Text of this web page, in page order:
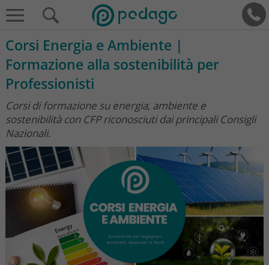
Corsi Energia e Ambiente |
Formazione alla sostenibilità per
Professionisti
Corsi di formazione su energia, ambiente e
sostenibilità con CFP riconosciuti dai principali Consigli
Nazionali.